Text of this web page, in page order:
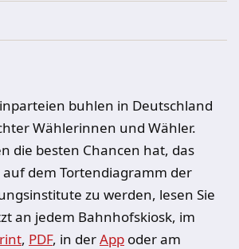
buhlen in Deutschland
Wählerinnen und Wähler.
die besten Chancen hat, das
dem Tortendiagramm der
zu werden, lesen Sie
an jedem Bahnhofskiosk, im
, PDF, in derApp oder am